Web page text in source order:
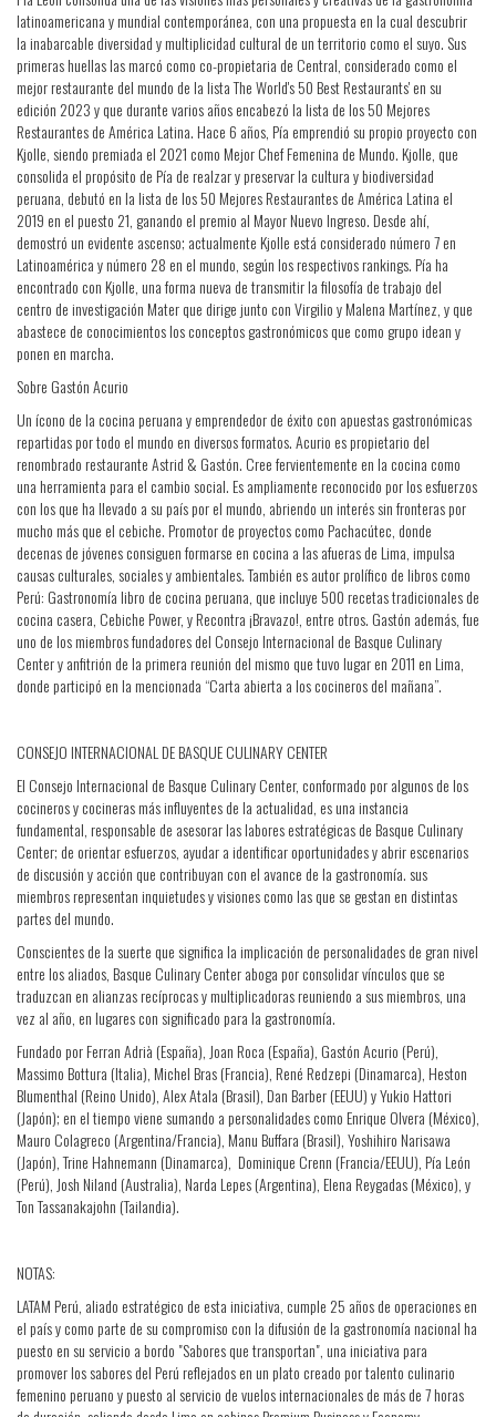
latinoamericana y mundial contemporánea, con una propuesta en la cual descubrir
la inabarcable diversidad y multiplicidad cultural de un territorio como el suyo. Sus
primeras huellas las marcó como co-propietaria de Central, considerado como el
mejor restaurante del mundo de la lista The World's 50 Best Restaurants' en su
edición 2023 y que durante varios años encabezó la lista de los 50 Mejores
Restaurantes de América Latina. Hace 6 años, Pía emprendió su propio proyecto con
Kjolle, siendo premiada el 2021 como Mejor Chef Femenina de Mundo. Kjolle, que
consolida el propósito de Pía de realzar y preservar la cultura y biodiversidad
peruana, debutó en la lista de los 50 Mejores Restaurantes de América Latina el
2019 en el puesto 21, ganando el premio al Mayor Nuevo Ingreso. Desde ahí,
demostró un evidente ascenso; actualmente Kjolle está considerado número 7 en
Latinoamérica y número 28 en el mundo, según los respectivos rankings. Pía ha
encontrado con Kjolle, una forma nueva de transmitir la filosofía de trabajo del
centro de investigación Mater que dirige junto con Virgilio y Malena Martínez, y que
abastece de conocimientos los conceptos gastronómicos que como grupo idean y
ponen en marcha.
Sobre Gastón Acurio
Un ícono de la cocina peruana y emprendedor de éxito con apuestas gastronómicas
repartidas por todo el mundo en diversos formatos. Acurio es propietario del
renombrado restaurante Astrid & Gastón. Cree fervientemente en la cocina como
una herramienta para el cambio social. Es ampliamente reconocido por los esfuerzos
con los que ha llevado a su país por el mundo, abriendo un interés sin fronteras por
mucho más que el cebiche. Promotor de proyectos como Pachacútec, donde
decenas de jóvenes consiguen formarse en cocina a las afueras de Lima, impulsa
causas culturales, sociales y ambientales. También es autor prolífico de libros como
Perú: Gastronomía libro de cocina peruana, que incluye 500 recetas tradicionales de
cocina casera, Cebiche Power, y Recontra ¡Bravazo!, entre otros. Gastón además, fue
uno de los miembros fundadores del Consejo Internacional de Basque Culinary
Center y anfitrión de la primera reunión del mismo que tuvo lugar en 2011 en Lima,
donde participó en la mencionada “Carta abierta a los cocineros del mañana”.
CONSEJO INTERNACIONAL DE BASQUE CULINARY CENTER
El Consejo Internacional de Basque Culinary Center, conformado por algunos de los
cocineros y cocineras más influyentes de la actualidad, es una instancia
fundamental, responsable de asesorar las labores estratégicas de Basque Culinary
Center; de orientar esfuerzos, ayudar a identificar oportunidades y abrir escenarios
de discusión y acción que contribuyan con el avance de la gastronomía. sus
miembros representan inquietudes y visiones como las que se gestan en distintas
partes del mundo.
Conscientes de la suerte que significa la implicación de personalidades de gran nivel
entre los aliados, Basque Culinary Center aboga por consolidar vínculos que se
traduzcan en alianzas recíprocas y multiplicadoras reuniendo a sus miembros, una
vez al año, en lugares con significado para la gastronomía.
Fundado por Ferran Adrià (España), Joan Roca (España), Gastón Acurio (Perú),
Massimo Bottura (Italia), Michel Bras (Francia), René Redzepi (Dinamarca), Heston
Blumenthal (Reino Unido), Alex Atala (Brasil), Dan Barber (EEUU) y Yukio Hattori
(Japón); en el tiempo viene sumando a personalidades como Enrique Olvera (México),
Mauro Colagreco (Argentina/Francia), Manu Buffara (Brasil), Yoshihiro Narisawa
(Japón), Trine Hahnemann (Dinamarca), Dominique Crenn (Francia/EEUU), Pía León
(Perú), Josh Niland (Australia), Narda Lepes (Argentina), Elena Reygadas (México), y
Ton Tassanakajohn (Tailandia).
NOTAS:
LATAM Perú, aliado estratégico de esta iniciativa, cumple 25 años de operaciones en
el país y como parte de su compromiso con la difusión de la gastronomía nacional ha
puesto en su servicio a bordo "Sabores que transportan", una iniciativa para
promover los sabores del Perú reflejados en un plato creado por talento culinario
femenino peruano y puesto al servicio de vuelos internacionales de más de 7 horas